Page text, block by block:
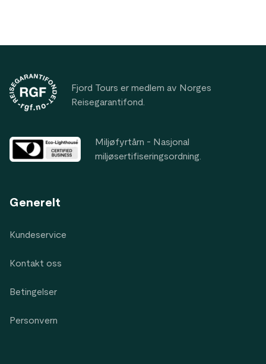
Fjord Tours er medlem av Norges
Reisegarantifond.
Miljøfyrtårn - Nasjonal
miljøsertifiseringsordning.
Generelt
Kundeservice
Kontakt oss
Betingelser
Personvern